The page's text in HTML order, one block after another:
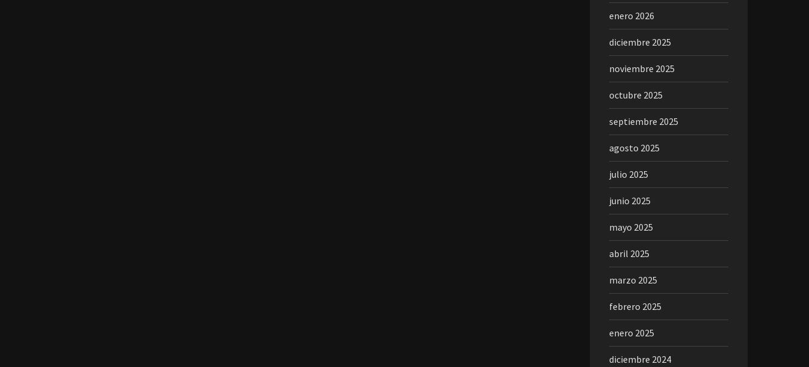
enero 2026
diciembre 2025
noviembre 2025
octubre 2025
septiembre 2025
agosto 2025
julio 2025
junio 2025
mayo 2025
abril 2025
marzo 2025
febrero 2025
enero 2025
diciembre 2024